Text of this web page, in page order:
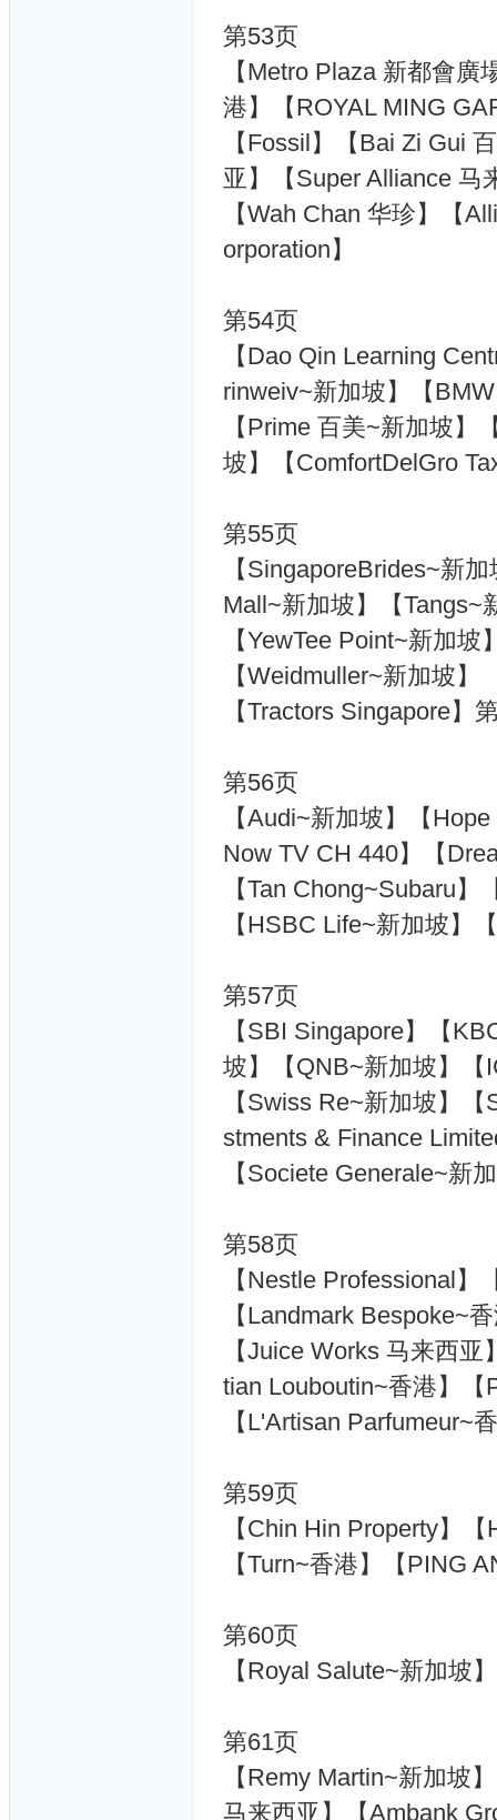
第53页
【Metro Plaza 新都會
港】【ROYAL MING
【Fossil】【Bai Zi Gui
亚】【Super Alliance 马
【Wah Chan 华珍】【
orporation】
第54页
【Dao Qin Learning
rinweiv~新加坡】【
【Prime 百美~新加坡】
坡】【ComfortDelGro
第55页
【SingaporeBrides~新
Mall~新加坡】【Tangs~
【YewTee Point~新加
【Weidmuller~新加坡】
【Tractors Singapore】
第56页
【Audi~新加坡】【
Now TV CH 440】【
【Tan Chong~Subaru
【HSBC Life~新加坡】
第57页
【SBI Singapore】【
坡】【QNB~新加坡】【
【Swiss Re~新加坡】
stments & Finance
【Societe Generale~新
第58页
【Nestle Professional
【Landmark Bespoke~
【Juice Works 马来西
tian Louboutin~香港】【
【L'Artisan Parfumeur~
第59页
【Chin Hin Property】
【Turn~香港】【PING
第60页
【Royal Salute~新加坡
第61页
【Remy Martin~新加坡
马来西亚】【Ambank